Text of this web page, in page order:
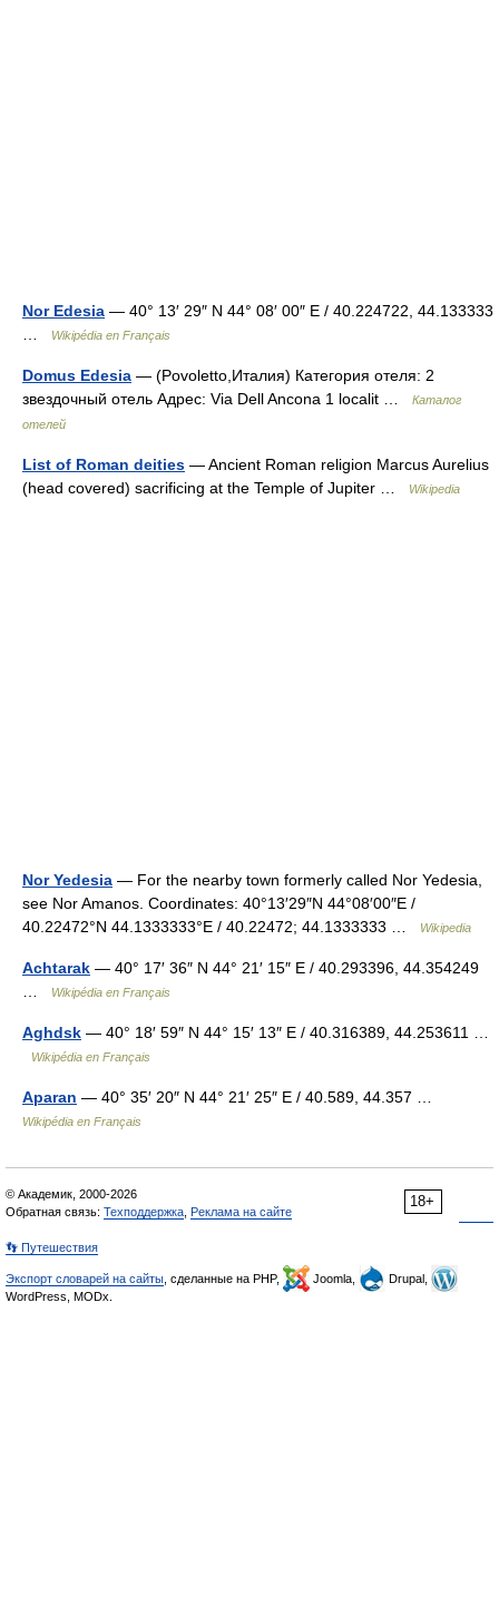
Nor Edesia — 40° 13′ 29″ N 44° 08′ 00″ E / 40.224722, 44.133333
Wikipédia en Français
Domus Edesia — (Povoletto,Италия) Категория отеля: 2
звездочный отель Адрес: Via Dell Ancona 1 localit …
Каталог
отелей
List of Roman deities — Ancient Roman religion Marcus Aurelius
(head covered) sacrificing at the Temple of Jupiter …
Wikipedia
Nor Yedesia — For the nearby town formerly called Nor Yedesia,
see Nor Amanos. Coordinates: 40°13′29″N 44°08′00″E /
40.22472°N 44.1333333°E / 40.22472; 44.1333333 …
Wikipedia
Achtarak — 40° 17′ 36″ N 44° 21′ 15″ E / 40.293396, 44.354249
Wikipédia en Français
Aghdsk — 40° 18′ 59″ N 44° 15′ 13″ E / 40.316389, 44.253611 …
Wikipédia en Français
Aparan — 40° 35′ 20″ N 44° 21′ 25″ E / 40.589, 44.357 …
Wikipédia en Français
18+
© Академик, 2000-2026
Обратная связь: Техподдержка Реклама на сайте
👣 Путешествия
Экспорт словарей на сайты , сделанные на PHP, Joomla,
Drupal,
WordPress, MODx.